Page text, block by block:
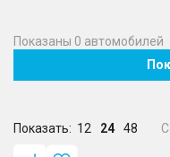
Показаны 0 автомобилей
Показать: 12 24 48